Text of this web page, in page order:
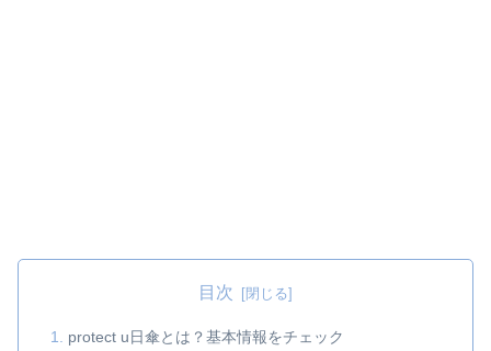
目次
protect u日傘とは？基本情報をチェック